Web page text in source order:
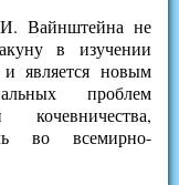
И. Вайнштейна не
в изучении
является новым
проблем
кочевничества,
во всемирно-